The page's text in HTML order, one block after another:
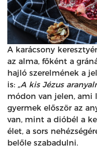
A karácsony
az alma, főként a
hajló szerelmének a
is: „A kis Jézus
módon van jelen, ami
gyermek először az
van, mint a dióbél a
élet, a sors
belőle szabadulni.